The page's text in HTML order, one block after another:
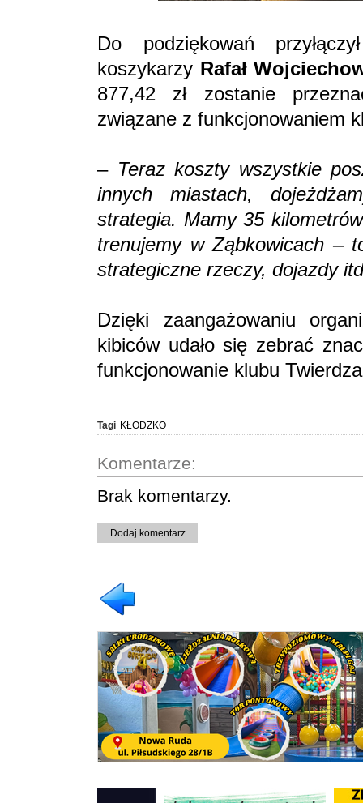
Do podziękowań
koszykarzy Rafał
877,42 zł zostanie
związane z funkcjonowaniem
– Teraz koszty wszystkie
innych miastach,
strategia. Mamy 35
trenujemy w Ząbkowicach –
strategiczne rzeczy, dojazdy
Dzięki zaangażowaniu
kibiców udało się zebrać
funkcjonowanie klubu
Tagi KŁODZKO
Komentarze:
Brak komentarzy.
Dodaj komentarz